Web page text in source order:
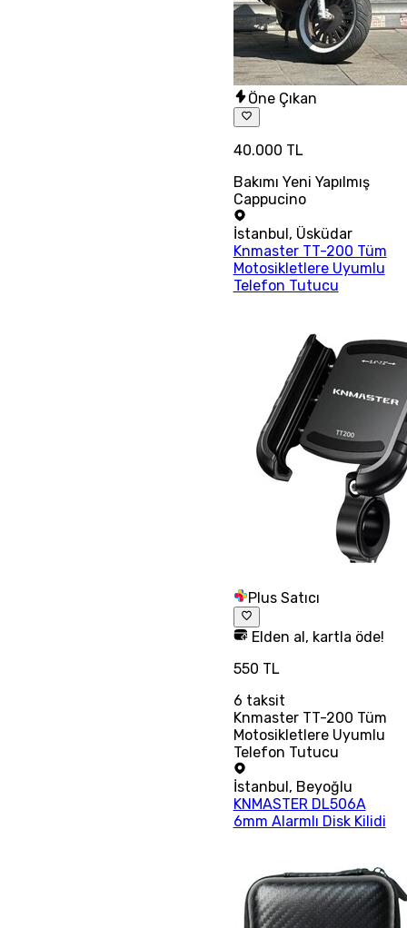
Öne Çıkan
40.000 TL
Bakımı Yeni Yapılmış
Cappucino
İstanbul , Üsküdar
Knmaster TT-200 Tüm
Motosikletlere Uyumlu
Telefon Tutucu
Plus Satıcı
Elden al, kartla öde!
550 TL
6 taksit
Knmaster TT-200 Tüm
Motosikletlere Uyumlu
Telefon Tutucu
İstanbul, Beyoğlu
KNMASTER DL506A
6mm Alarmlı Disk Kilidi